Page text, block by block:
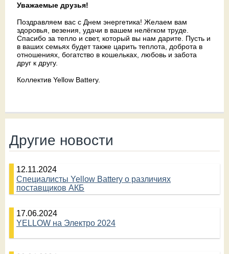
Уважаемые друзья!
Поздравляем вас с Днем энергетика! Желаем вам
здоровья, везения, удачи в вашем нелёгком труде.
Спасибо за тепло и свет, который вы нам дарите. Пусть и
в ваших семьях будет также царить теплота, доброта в
отношениях, богатство в кошельках, любовь и забота
друг к другу.
Коллектив Yellow Battery.
Другие новости
12.11.2024
Специалисты Yellow Battery о различиях
поставщиков АКБ
17.06.2024
YELLOW на Электро 2024